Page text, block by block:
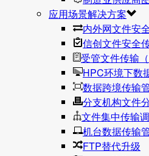
应用场景解决方案
内外网文件安
信创文件安全
受管文件传输（
HPC环境下数
数据跨境传输
分支机构文件
文件集中传输
机台数据传输
FTP替代升级